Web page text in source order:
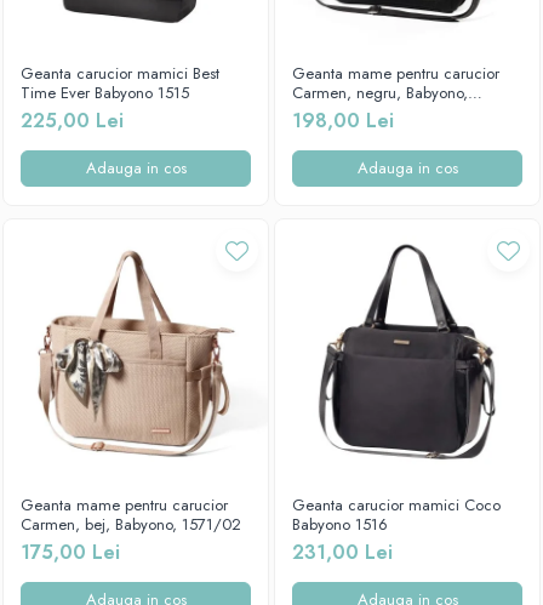
Geanta carucior mamici Best
Time Ever Babyono 1515
225,00 Lei
Adauga in cos
Geanta mame pentru carucior
Carmen, negru, Babyono,
1571/01
198,00 Lei
Adauga in cos
Geanta mame pentru carucior
Carmen, bej, Babyono, 1571/02
175,00 Lei
Adauga in cos
Geanta carucior mamici Coco
Babyono 1516
231,00 Lei
Adauga in cos